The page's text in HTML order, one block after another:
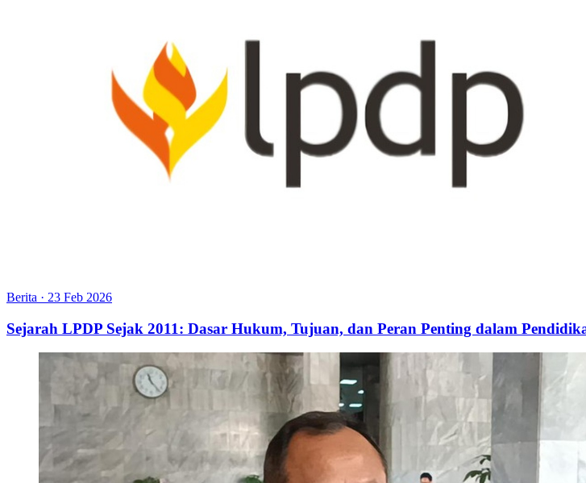
Berita · 23 Feb 2026
Sejarah LPDP Sejak 2011: Dasar Hukum, Tujuan, dan Peran Penting dalam